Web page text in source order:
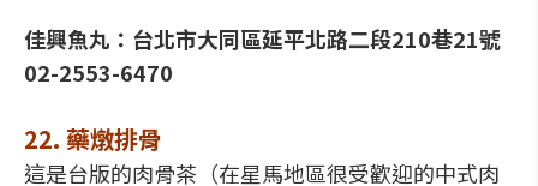
佳興魚丸：台北市大同區延平北路二段210巷21號
02-2553-6470
22. 藥燉排骨
這是台版的肉骨茶（在星馬地區很受歡迎的中式肉